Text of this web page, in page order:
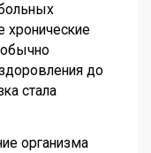
обычно
до
стала
организма